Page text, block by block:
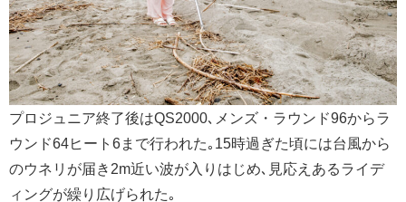
プロジュニア終了後はQS2000､メンズ・ラウンド96からラ
ウンド64ヒート6まで行われた｡15時過ぎた頃には台風から
のウネリが届き2m近い波が入りはじめ､見応えあるライデ
ィングが繰り広げられた｡